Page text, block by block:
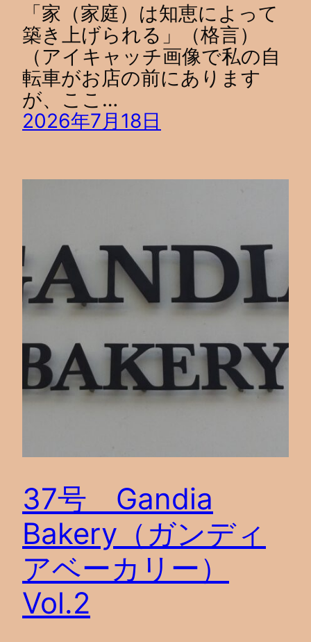
「家（家庭）は知恵によって
築き上げられる」（格言）
（アイキャッチ画像で私の自
転車がお店の前にあります
が、ここ…
2026年7月18日
37号 Gandia
Bakery（ガンディ
アベーカリー）
Vol.2